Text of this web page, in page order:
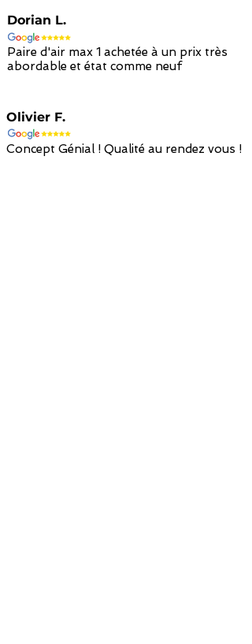
Dorian L.
Paire d'air max 1 achetée à un prix très
abordable et état comme neuf
Olivier F.
Concept Génial ! Qualité au rendez vous !